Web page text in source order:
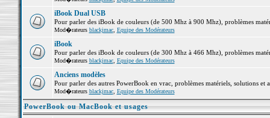
iBook Dual USB
Pour parler des iBook de couleurs (de 500 Mhz à 900 Mhz), problèmes
Mod�rateurs blackjmac, Equipe des Modérateurs
iBook
Pour parler des iBook de couleurs (de 300 Mhz à 466 Mhz), problèmes
Mod�rateurs blackjmac, Equipe des Modérateurs
Anciens modèles
Pour parler des autres PowerBook en vrac, problèmes matériels, solutions et
Mod�rateurs blackjmac, Equipe des Modérateurs
PowerBook ou MacBook et usages